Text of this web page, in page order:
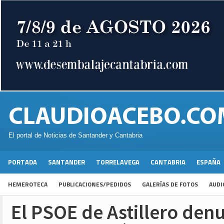
El portal de Noticias de Santander y Cantabria
PORTADA SANTANDER TORRELAVEGA CANTABRIA ESPAÑA
HEMEROTECA PUBLICACIONES/PEDIDOS GALERÍAS DE FOTOS
El PSOE de Astillero